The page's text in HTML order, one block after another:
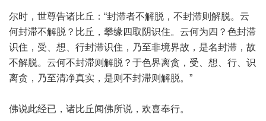
尔时，世尊告诸比丘：“封滞者不解脱，不封滞则解脱。云
何封滞不解脱？比丘，攀缘四取阴识住。云何为四？色封滞
识住，受、想、行封滞识住，乃至非境界故，是名封滞，故
不解脱。云何不封滞则解脱？于色界离贪，受、想、行、识
离贪，乃至清净真实，是则不封滞则解脱。”
佛说此经已，诸比丘闻佛所说，欢喜奉行。